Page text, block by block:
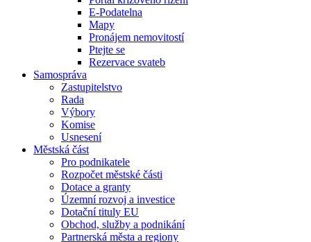
E-Podatelna
Mapy
Pronájem nemovitostí
Ptejte se
Rezervace svateb
Samospráva
Zastupitelstvo
Rada
Výbory
Komise
Usnesení
Městská část
Pro podnikatele
Rozpočet městské části
Dotace a granty
Územní rozvoj a investice
Dotační tituly EU
Obchod, služby a podnikání
Partnerská města a regiony